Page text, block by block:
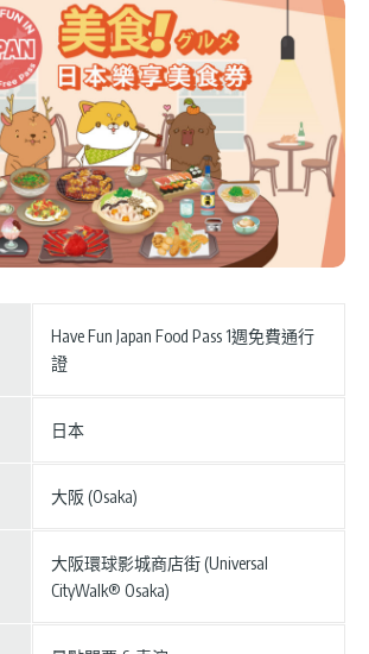
Have Fun Japan Food Pass 1週免費通行
證
日本
大阪 (Osaka)
大阪環球影城商店街 (Universal
CityWalk® Osaka)